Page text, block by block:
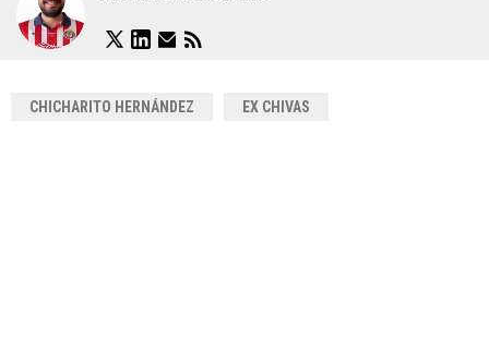
CHICHARITO HERNÁNDEZ EX CHIVAS